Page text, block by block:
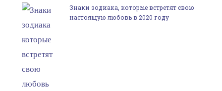
Знаки зодиака, которые встретят свою
настоящую любовь в 2020 году